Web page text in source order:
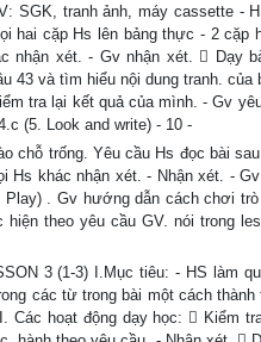
SGK, tranh ảnh, máy cassette -
hai cặp Hs lên bảng thực - 2 cặp
nhận xét. - Gv nhận xét.  Dạy
43 và tìm hiểu nội dung tranh. của
tra lại kết quả của mình. - Gv
(5. Look and write) - 10 -
chỗ trống. Yêu cầu Hs đọc bài
khác nhận xét. - Nhận xét. -
Play) . Gv hướng dẫn cách chơi
theo yêu cầu GV. nói trong
3 (1-3) I.Mục tiêu: - HS làm
các từ trong bài một cách thành
hoạt động dạy học:  Kiểm